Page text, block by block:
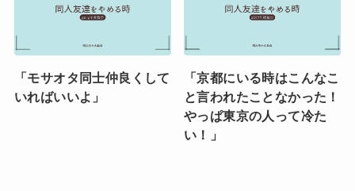
「モサオタ同士仲良くして
いればいいよ」
「京都にいる時はこんなこ
と言われたことなかった！
やっぱ東京の人って冷た
い！」